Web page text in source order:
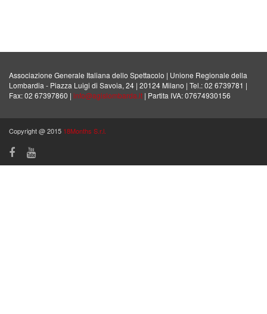
Associazione Generale Italiana dello Spettacolo | Unione Regionale della
Lombardia - Piazza Luigi di Savoia, 24 | 20124 Milano | Tel.: 02 6739781 |
Fax: 02 67397860 | info@agislombarda.it | Partita IVA: 07674930156
Copyright @ 2015 18Months S.r.l.